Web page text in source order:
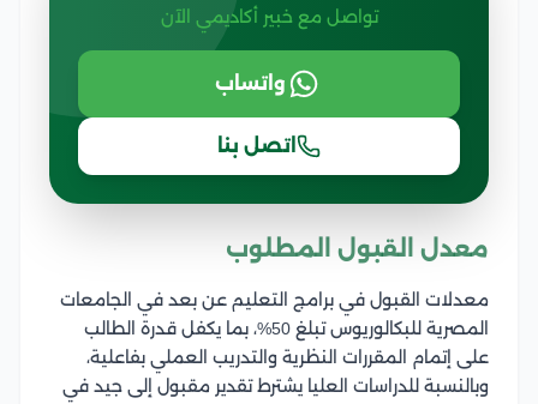
تواصل مع خبير أكاديمي الآن
واتساب
اتصل بنا
معدل القبول المطلوب
معدلات القبول في برامج التعليم عن بعد في الجامعات
المصرية للبكالوريوس تبلغ 50%، بما يكفل قدرة الطالب
على إتمام المقررات النظرية والتدريب العملي بفاعلية،
وبالنسبة للدراسات العليا يشترط تقدير مقبول إلى جيد في